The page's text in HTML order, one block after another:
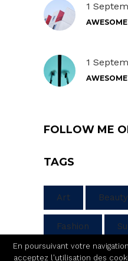
1
1
FOLLOW ME
TAGS
Art Beauty
Fashion
En poursuivant votre
acceptez l'utilisation des